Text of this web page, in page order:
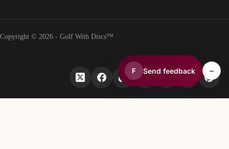
Copyright © 2026 - Golf With Discs™
F Send feedback –